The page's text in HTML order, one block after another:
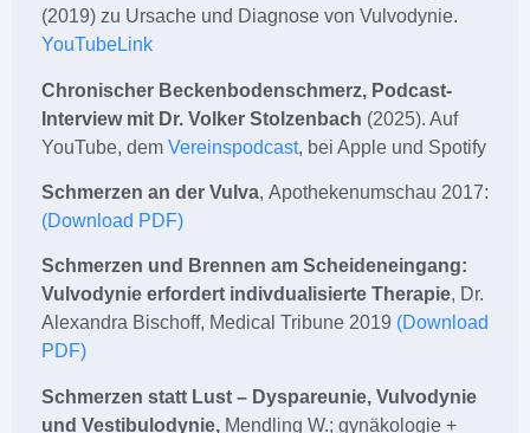
(2019) zu Ursache und Diagnose von Vulvodynie.
YouTubeLink
Chronischer Beckenbodenschmerz, Podcast-
Interview mit Dr. Volker Stolzenbach (2025). Auf
YouTube, dem Vereinspodcast, bei Apple und Spotify
Schmerzen an der Vulva, Apothekenumschau 2017:
(Download PDF)
Schmerzen und Brennen am Scheideneingang:
Vulvodynie erfordert indivdualisierte Therapie, Dr.
Alexandra Bischoff, Medical Tribune 2019 (Download
PDF)
Schmerzen statt Lust – Dyspareunie, Vulvodynie
und Vestibulodynie, Mendling W.; gynäkologie +